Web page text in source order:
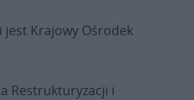
Krajowy Ośrodek
Restrukturyzacji i